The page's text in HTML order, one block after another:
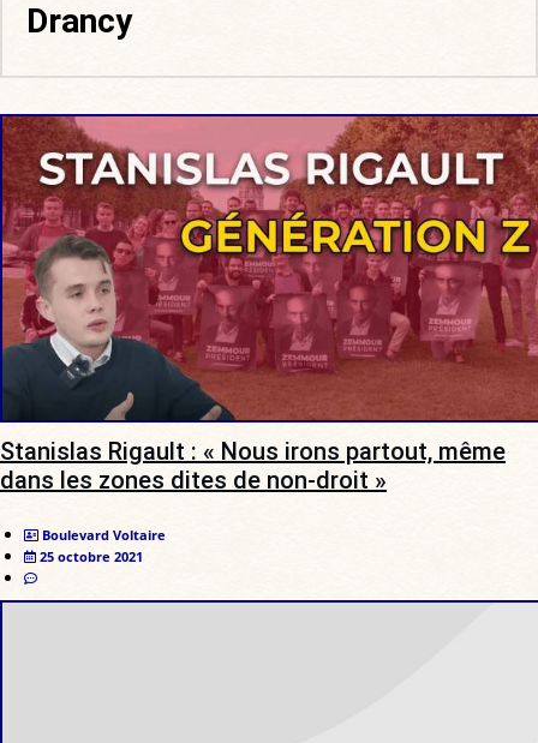
Drancy
Stanislas Rigault : « Nous irons partout, même
dans les zones dites de non-droit »
Boulevard Voltaire
25 octobre 2021